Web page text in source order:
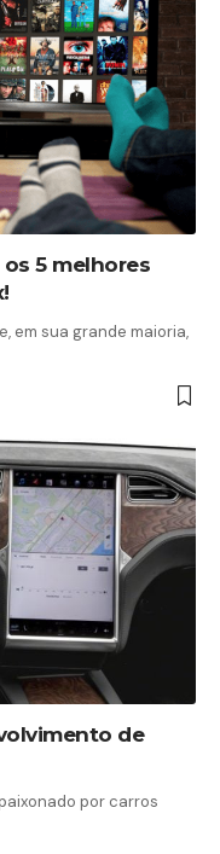
5 melhores
em sua grande maioria,
de
por carros